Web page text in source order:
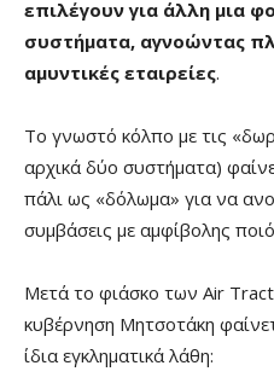
επιλέγουν για άλλη μια
συστήματα, αγνοώντας
αμυντικές εταιρείες.
Το γνωστό κόλπο με τις
αρχικά δύο συστήματα)
πάλι ως «δόλωμα» για να
συμβάσεις με αμφίβολης
Μετά το φιάσκο των Air
κυβέρνηση Μητσοτάκη
ίδια εγκληματικά λάθη: